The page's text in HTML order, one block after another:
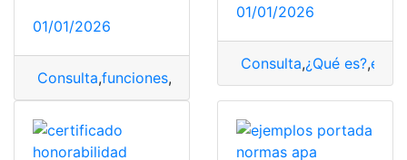
01/01/2026
Consulta,funciones, Word
01/01/2026
Consulta,¿Qué es?,